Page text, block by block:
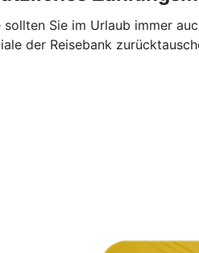
Sie im Urlaub immer
der Reisebank